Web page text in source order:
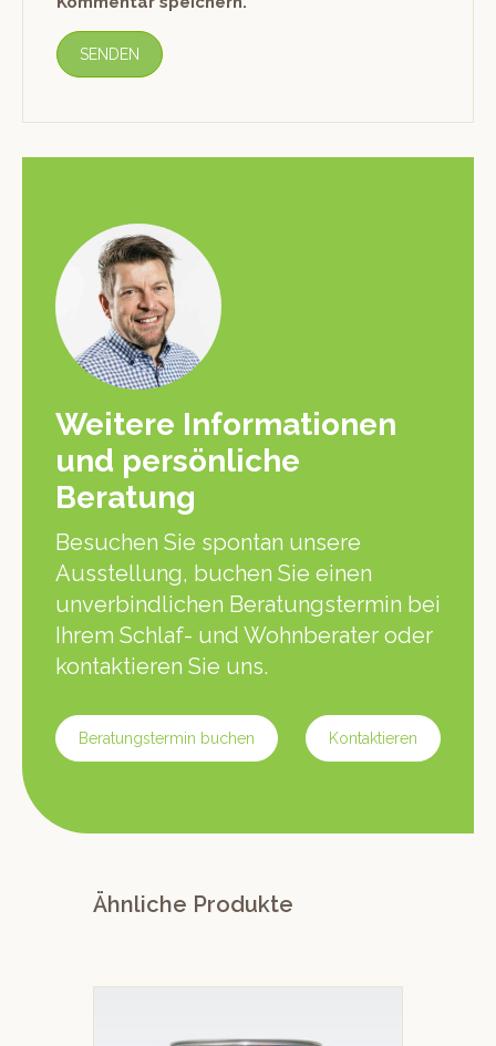
Weitere Informationen
und persönliche
Beratung
Besuchen Sie spontan unsere
Ausstellung, buchen Sie einen
unverbindlichen Beratungstermin bei
Ihrem Schlaf- und Wohnberater oder
kontaktieren Sie uns.
Beratungstermin buchen Kontaktieren
Ähnliche Produkte